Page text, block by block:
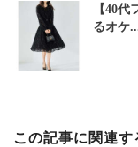
【40
るオケ
この記事に関連す